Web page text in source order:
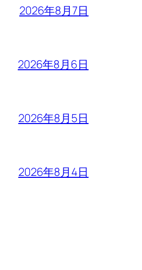
2026年8月7日
2026年8月6日
2026年8月5日
2026年8月4日